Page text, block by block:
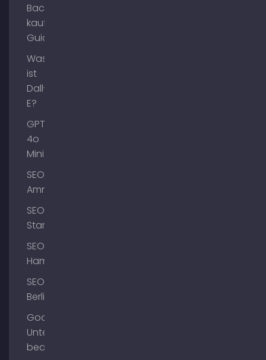
Backlinks
kaufen
Guide
Was
ist
Dall-
E?
GPT-
4o
Mini
SEO
Ammersee
SEO
Starnberg
SEO
Hamburg
SEO
Berlin
Google
Unternehmensprofil
bearbeiten